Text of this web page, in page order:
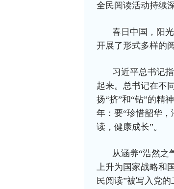
全民阅读活动持续
春日中国，阳
开展了形式多样的
习近平总书记
起来。总书记在不
扬“挤”和“钻”的精
年：要“珍惜韶华
读，健康成长”。
从涵养“浩然之
上升为国家战略和
民阅读”被写入党